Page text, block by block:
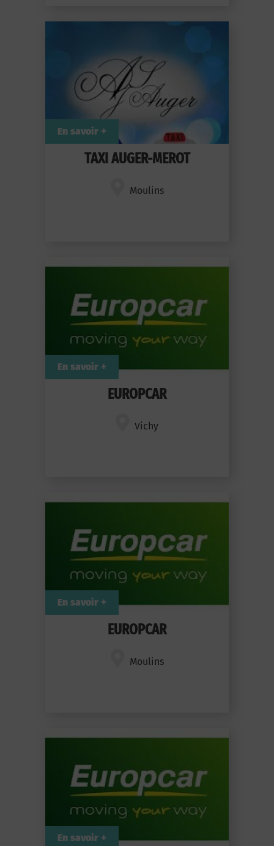
TAXI AUGER-MEROT
Moulins
En savoir +
EUROPCAR
Vichy
En savoir +
EUROPCAR
Moulins
En savoir +
En savoir +